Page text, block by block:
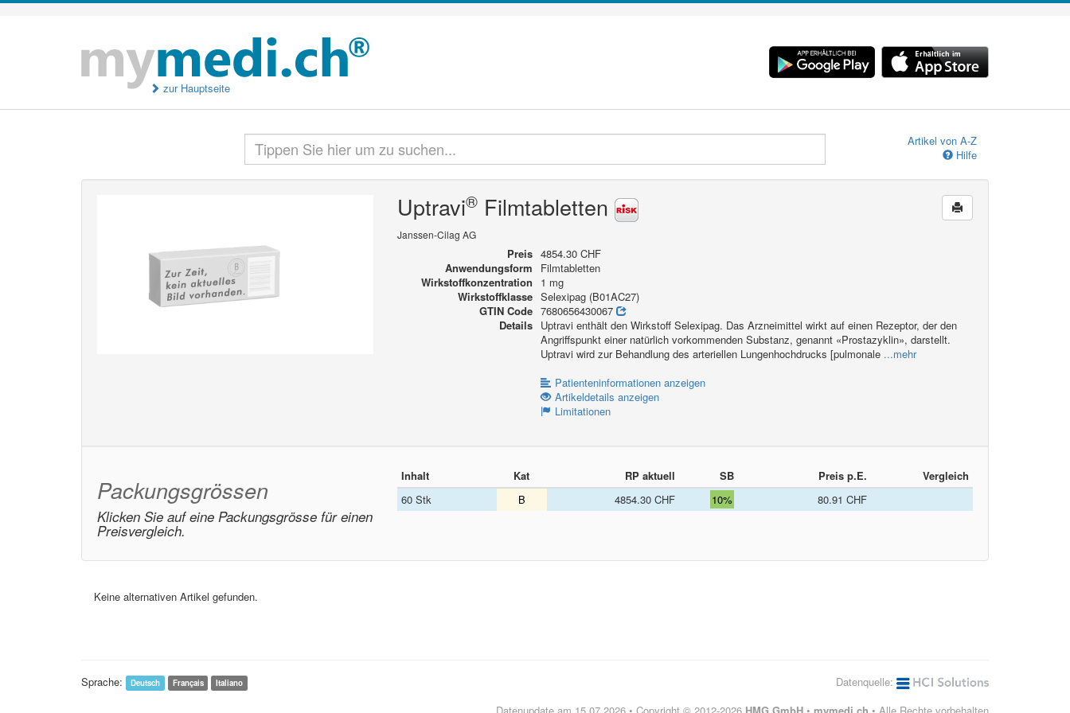
zur Hauptseite
Artikel von A-Z
Hilfe
Uptravi®Filmtabletten
Janssen-Cilag AG
Preis 4854.30 CHF
Anwendungsform
Filmtabletten
Wirkstoffkonzentration
1 mg
Wirkstoffklasse Selexipag (B01AC27)
GTIN Code 7680656430067
Details Uptravi enthält den Wirkstoff Selexipag. Das Arzneimittel wirkt auf einen Rezeptor, der den
Angriffspunkt einer natürlich vorkommenden Substanz, genannt «Prostazyklin», darstellt.
Uptravi wird zur Behandlung des arteriellen Lungenhochdrucks [pulmonale ...mehr
Patienteninformationen anzeigen
Artikeldetails anzeigen
Limitationen
Packungsgrössen
Klicken Sie auf eine Packungsgrösse für einen
Preisvergleich.
Inhalt Kat RP aktuell SB Preis p.E.
Vergleich
60 Stk
B 4854.30 CHF 10% 80.91 CHF
Keine alternativen Artikel gefunden.
Sprache: Deutsch Français Italiano
Datenquelle: